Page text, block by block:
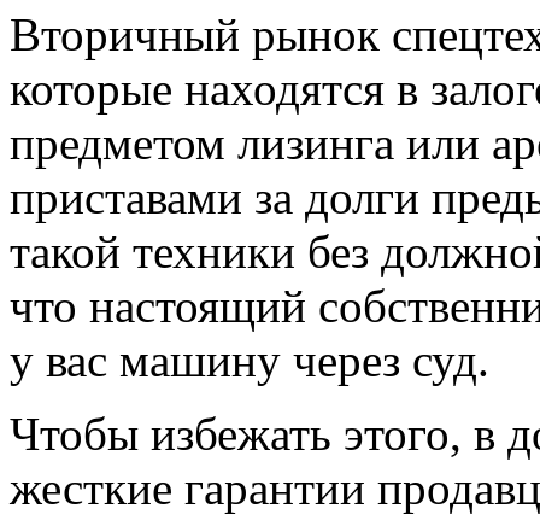
Вторичный рынок
которые находятся в
предметом лизинга или
приставами за долги
такой техники без
что настоящий
у вас машину через суд.
Чтобы избежать этого, в
жесткие гарантии